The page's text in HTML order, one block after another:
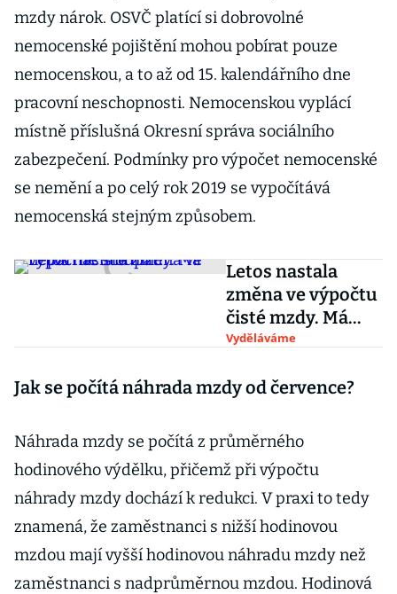
mzdy nárok. OSVČ platící si dobrovolné
nemocenské pojištění mohou pobírat pouze
nemocenskou, a to až od 15. kalendářního dne
pracovní neschopnosti. Nemocenskou vyplácí
místně příslušná Okresní správa sociálního
zabezpečení. Podmínky pro výpočet nemocenské
se nemění a po celý rok 2019 se vypočítává
nemocenská stejným způsobem.
Letos nastala
změna ve výpočtu
čisté mzdy. Má
nepatrně stoupat
Vyděláváme
Jak se počítá náhrada mzdy od července?
Náhrada mzdy se počítá z průměrného
hodinového výdělku, přičemž při výpočtu
náhrady mzdy dochází k redukci. V praxi to tedy
znamená, že zaměstnanci s nižší hodinovou
mzdou mají vyšší hodinovou náhradu mzdy než
zaměstnanci s nadprůměrnou mzdou. Hodinová